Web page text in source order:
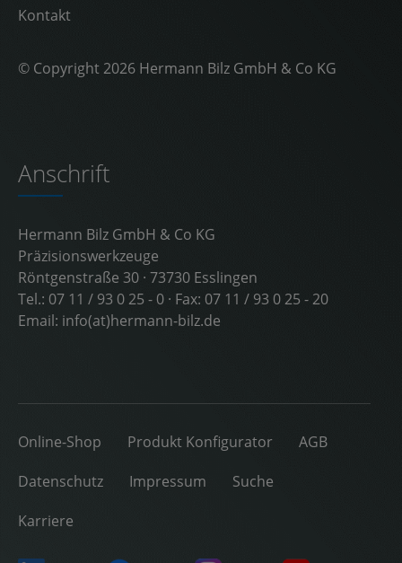
Kontakt
© Copyright 2026 Hermann Bilz GmbH & Co KG
Anschrift
Hermann Bilz GmbH & Co KG
Präzisionswerkzeuge
Röntgenstraße 30 · 73730 Esslingen
Tel.: 07 11 / 93 0 25 - 0 · Fax: 07 11 / 93 0 25 - 20
Email: info(at)hermann-bilz.de
Online-Shop Produkt Konfigurator
AGB
Datenschutz
Impressum
Suche
Karriere